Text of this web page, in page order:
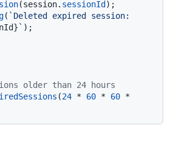
(session. sessionId );
(
` );
older than 24 hours
(24 * 60 * 60